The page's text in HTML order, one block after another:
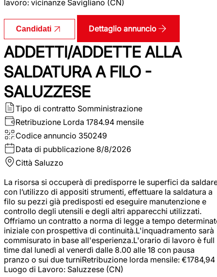
lavoro: vicinanze Savigliano (CN)
Candidati Dettaglio annuncio
ADDETTI/ADDETTE ALLA
SALDATURA A FILO -
SALUZZESE
Tipo di contratto Somministrazione
Retribuzione Lorda 1784.94 mensile
Codice annuncio 350249
Data di pubblicazione 8/8/2026
Città Saluzzo
La risorsa si occuperà di predisporre le superfici da
con l’utilizzo di appositi strumenti, effettuare la saldatura a
filo su pezzi già predisposti ed eseguire manutenzione e
controllo degli utensili e degli altri apparecchi utilizzati.
Offriamo un contratto a norma di legge a tempo
iniziale con prospettiva di continuità.L'inquadramento sarà
commisurato in base all'esperienza.L'orario di lavoro è full
time dal lunedì al venerdì dalle 8.00 alle 18 con pausa
pranzo o sui due turniRetribuzione lorda mensile: €1784,94
Luogo di Lavoro: Saluzzese (CN)